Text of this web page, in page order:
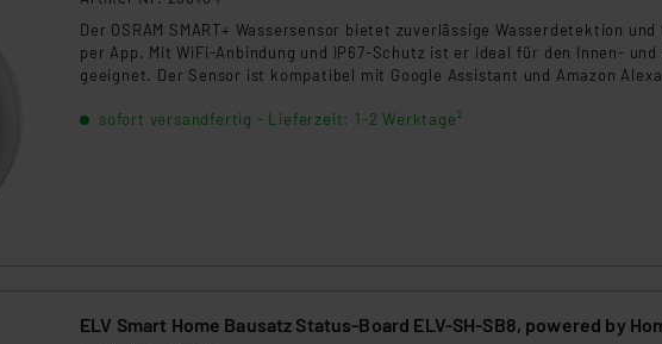
Für die USA besteht kein Angemessenheitsbeschluss der EU. Dies bedeutet,
Datenschutz nach EU-Standards eingestuft wird. So besteht etwa das Risiko,
Daten in Überwachungsprogrammen verarbeiten, ohne dass hiergegen
Kommission sowie einer eigenen Beurteilung der mit der Datenübermittlung,
Der OSRAM SMART+ Wassersensor bietet zuverlässige Wasserdetektion
per App. Mit WiFi-Anbindung und IP67-Schutz ist er ideal für den Innen- und
geeignet. Der Sensor ist kompatibel mit Google Assistant und Amazon
sofort versandfertig - Lieferzeit: 1-2 Werktage²
ELV Smart Home Bausatz Status-Board ELV-SH-SB8, powered by